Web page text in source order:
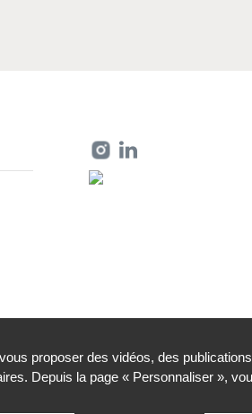
proposer des vidéos, des
Depuis la page « Personnaliser »,
cookies Plan du site